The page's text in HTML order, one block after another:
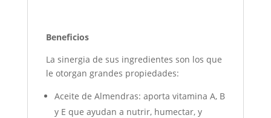
Beneficios
La sinergia de sus ingredientes son los que
le otorgan grandes propiedades:
Aceite de Almendras: aporta vitamina A, B
y E que ayudan a nutrir, humectar, y